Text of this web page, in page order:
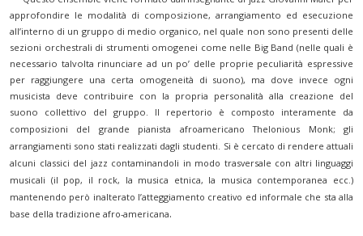
approfondire le modalità di composizione, arrangiamento ed esecuzione
all’interno di un gruppo di medio organico, nel quale non sono presenti delle
sezioni orchestrali di strumenti omogenei come nelle Big Band (nelle quali è
necessario talvolta rinunciare ad un po’ delle proprie peculiarità espressive
per raggiungere una certa omogeneità di suono), ma dove invece ogni
musicista deve contribuire con la propria personalità alla creazione del
suono collettivo del gruppo. Il repertorio è composto interamente da
composizioni del grande pianista afroamericano Thelonious Monk; gli
arrangiamenti sono stati realizzati dagli studenti. Si è cercato di rendere attuali
alcuni classici del jazz contaminandoli in modo trasversale con altri linguaggi
musicali (il pop, il rock, la musica etnica, la musica contemporanea ecc.)
mantenendo però inalterato l’atteggiamento creativo ed informale che sta alla
base della tradizione afro-americana.